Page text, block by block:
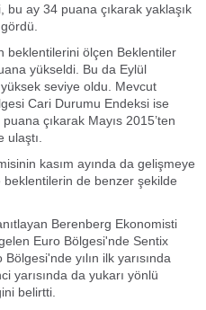
bu ay 34 puana çıkarak yaklaşık
beklentilerini ölçen Beklentiler
yükseldi. Bu da Eylül
seviye oldu. Mevcut
Cari Durumu Endeksi ise
çıkarak Mayıs 2015’ten
kasım ayında da gelişmeye
de benzer şekilde
Berenberg Ekonomisti
Euro Bölgesi'nde Sentix
yılın ilk yarısında
yarısında da yukarı yönlü
belirtti.